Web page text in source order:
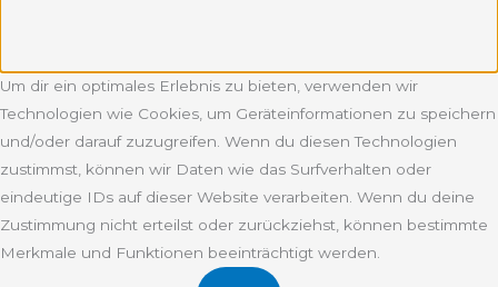
Um dir ein optimales Erlebnis zu bieten, verwenden wir
Technologien wie Cookies, um Geräteinformationen zu speichern
und/oder darauf zuzugreifen. Wenn du diesen Technologien
zustimmst, können wir Daten wie das Surfverhalten oder
eindeutige IDs auf dieser Website verarbeiten. Wenn du deine
Zustimmung nicht erteilst oder zurückziehst, können bestimmte
Merkmale und Funktionen beeinträchtigt werden.